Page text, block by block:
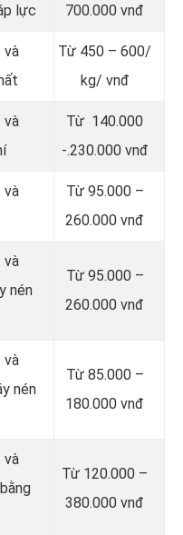
lực
700.000 vnđ
và
Từ 450 – 600/
kg/ vnđ
và
Từ 140.000
-.230.000 vnđ
và
Từ 95.000 –
260.000 vnđ
và
nén
Từ 95.000 –
260.000 vnđ
và
nén
Từ 85.000 –
180.000 vnđ
và
Từ 120.000 –
380.000 vnđ